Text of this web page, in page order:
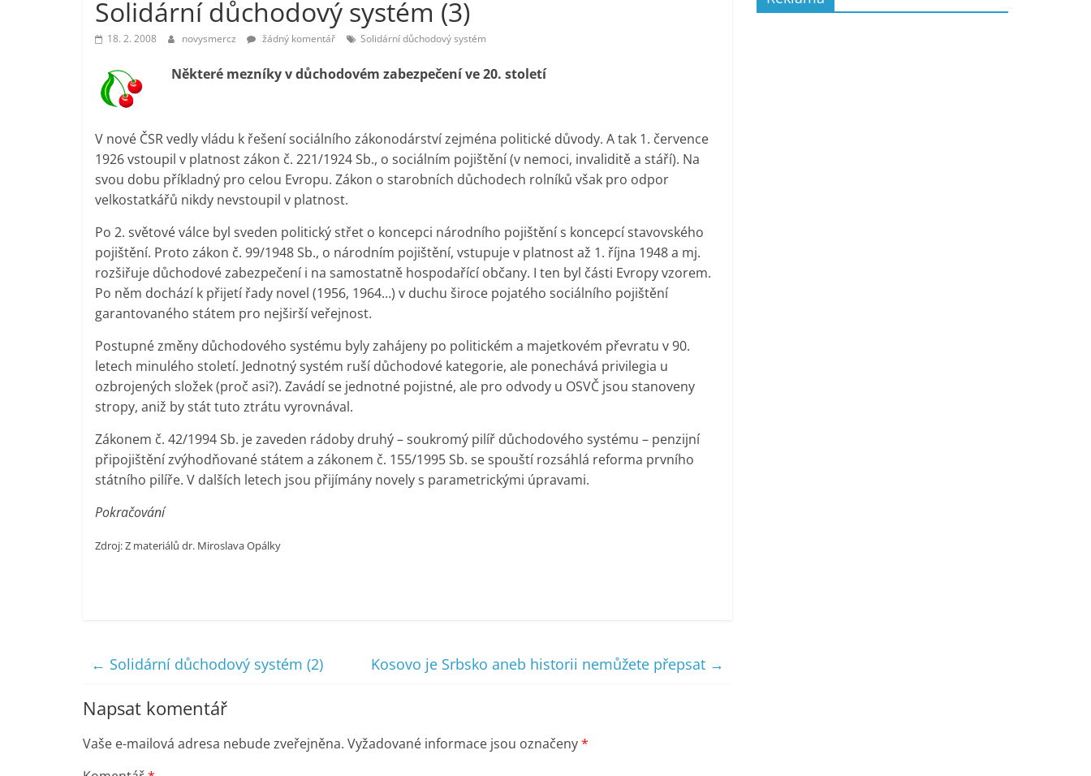
vlastně
prospívá?
Solidární důchodový systém (3)
18. 2. 2008 novysmercz žádný komentář Solidární důchodový systém
Některé mezníky v důchodovém zabezpečení ve 20. století
V nové ČSR vedly vládu k řešení sociálního zákonodárství zejména politické důvody. A tak 1. července
1926 vstoupil v platnost zákon č. 221/1924 Sb., o sociálním pojištění (v nemoci, invaliditě a stáří). Na
svou dobu příkladný pro celou Evropu. Zákon o starobních důchodech rolníků však pro odpor
velkostatkářů nikdy nevstoupil v platnost.
Po 2. světové válce byl sveden politický střet o koncepci národního pojištění s koncepcí stavovského
pojištění. Proto zákon č. 99/1948 Sb., o národním pojištění, vstupuje v platnost až 1. října 1948 a mj.
rozšiřuje důchodové zabezpečení i na samostatně hospodařící občany. I ten byl části Evropy vzorem.
Po něm dochází k přijetí řady novel (1956, 1964…) v duchu široce pojatého sociálního pojištění
garantovaného státem pro nejširší veřejnost.
Postupné změny důchodového systému byly zahájeny po politickém a majetkovém převratu v 90.
letech minulého století. Jednotný systém ruší důchodové kategorie, ale ponechává privilegia u
ozbrojených složek (proč asi?). Zavádí se jednotné pojistné, ale pro odvody u OSVČ jsou stanoveny
stropy, aniž by stát tuto ztrátu vyrovnával.
Zákonem č. 42/1994 Sb. je zaveden rádoby druhý – soukromý pilíř důchodového systému – penzijní
připojištění zvýhodňované státem a zákonem č. 155/1995 Sb. se spouští rozsáhlá reforma prvního
státního pilíře. V dalších letech jsou přijímány novely s parametrickými úpravami.
Pokračování
Zdroj: Z materiálů dr. Miroslava Opálky
← Solidární důchodový systém (2) Kosovo je Srbsko aneb historii nemůžete přepsat →
Napsat komentář
Vaše e-mailová adresa nebude zveřejněna. Vyžadované informace jsou označeny*